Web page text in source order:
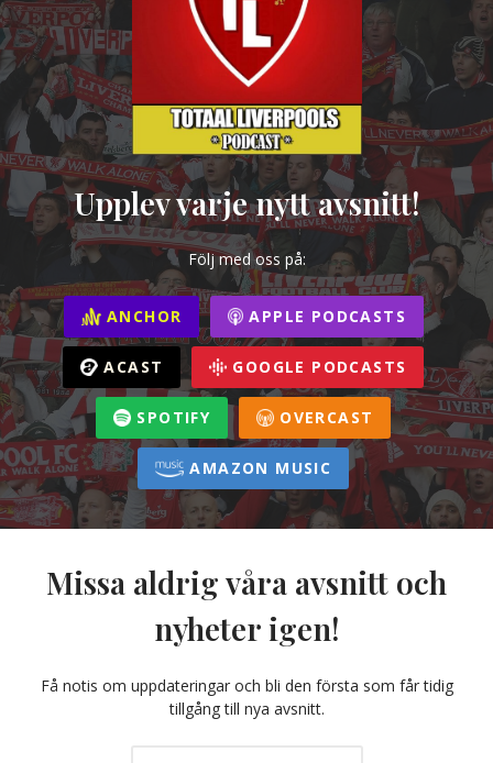
Upplev varje nytt avsnitt!
Följ med oss på:
ANCHOR APPLE PODCASTS
ACAST GOOGLE PODCASTS
SPOTIFY OVERCAST
AMAZON MUSIC
Missa aldrig våra avsnitt och
nyheter igen!
Få notis om uppdateringar och bli den första som får tidig
tillgång till nya avsnitt.